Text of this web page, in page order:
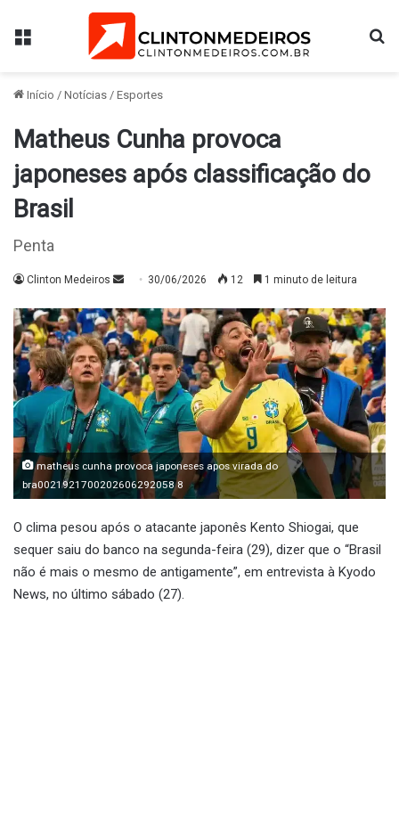
Menu
Início / Notícias / Esportes
Matheus Cunha provoca
japoneses após classificação do
Brasil
Penta
Clinton Medeiros
Mande
e-
mail
30/06/2026 12 1 minuto de leitura
matheus cunha provoca japoneses apos virada do
bra0021921700202606292058 8
O clima pesou após o atacante japonês Kento Shiogai, que
sequer saiu do banco na segunda-feira (29), dizer que o “Brasil
não é mais o mesmo de antigamente”, em entrevista à Kyodo
News, no último sábado (27).